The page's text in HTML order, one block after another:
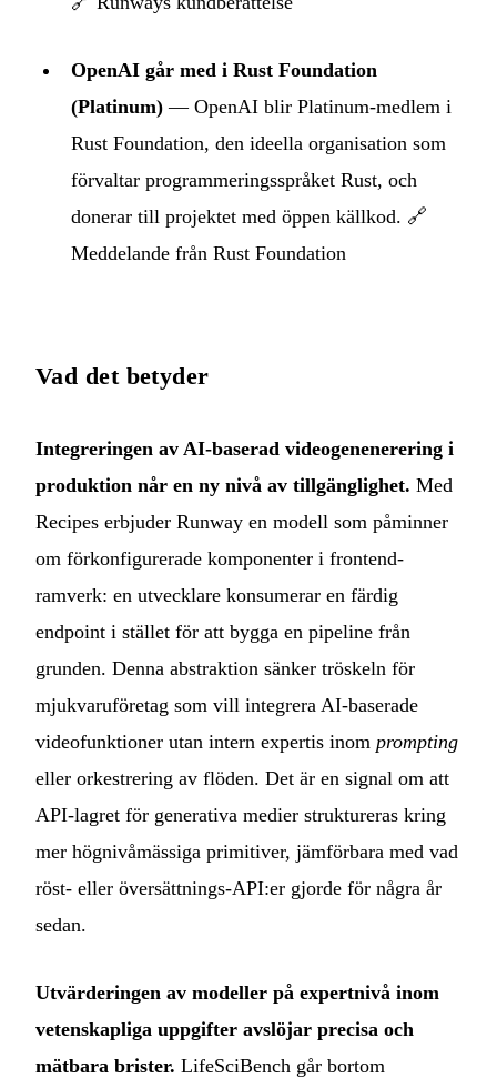
OpenAI går med i Rust Foundation
(Platinum) — OpenAI blir Platinum-medlem i
Rust Foundation, den ideella organisation som
förvaltar programmeringsspråket Rust, och
donerar till projektet med öppen källkod. 🔗
Meddelande från Rust Foundation
Vad det betyder
Integreringen av AI-baserad videogenenerering i
produktion når en ny nivå av tillgänglighet. Med
Recipes erbjuder Runway en modell som påminner
om förkonfigurerade komponenter i frontend-
ramverk: en utvecklare konsumerar en färdig
endpoint i stället för att bygga en pipeline från
grunden. Denna abstraktion sänker tröskeln för
mjukvaruföretag som vill integrera AI-baserade
videofunktioner utan intern expertis inom prompting
eller orkestrering av flöden. Det är en signal om att
API-lagret för generativa medier struktureras kring
mer högnivåmässiga primitiver, jämförbara med vad
röst- eller översättnings-API:er gjorde för några år
sedan.
Utvärderingen av modeller på expertnivå inom
vetenskapliga uppgifter avslöjar precisa och
mätbara brister. LifeSciBench går bortom